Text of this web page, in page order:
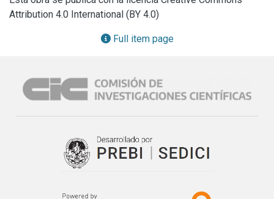
corpus de información ambiental, espacial, arquitectónica y
referente a los materiales arqueológicos que han sido
hallados tanto en la superficie como en estratigrafía dentro
referidas al origen, la cronología y la función de dichas
edificaciones, su tratamiento desde el punto de vista
elementos referidos a la preservación y puesta en valor de
las construcciones de pirca de la porción central de
Tandilia. A tal fin, se presenta el diagnóstico de su estado
Attribution 4.0 International (BY 4.0)
Full item page